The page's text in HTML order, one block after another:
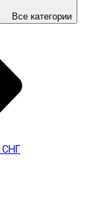
Все категории
СНГ